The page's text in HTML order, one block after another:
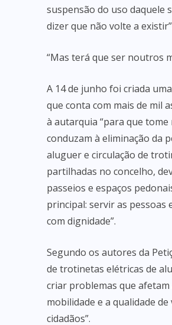
suspensão do uso daquele
dizer que não volte a
“Mas terá que ser noutros
A 14 de junho foi criada
que conta com mais de mil
à autarquia “para que tome
conduzam à eliminação da
aluguer e circulação de
partilhadas no concelho,
passeios e espaços
principal: servir as pessoas
com dignidade”.
Segundo os autores da
de trotinetas elétricas de
criar problemas que afetam
mobilidade e a qualidade
cidadãos”.